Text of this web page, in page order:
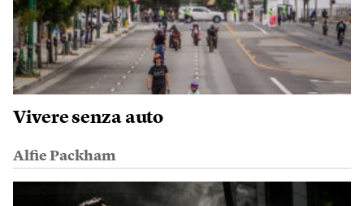
Vivere senza auto
Alfie Packham